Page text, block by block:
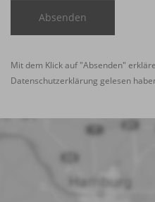
Absenden
Mit dem Klick auf "Absenden"
Datenschutzerklärung gelesen